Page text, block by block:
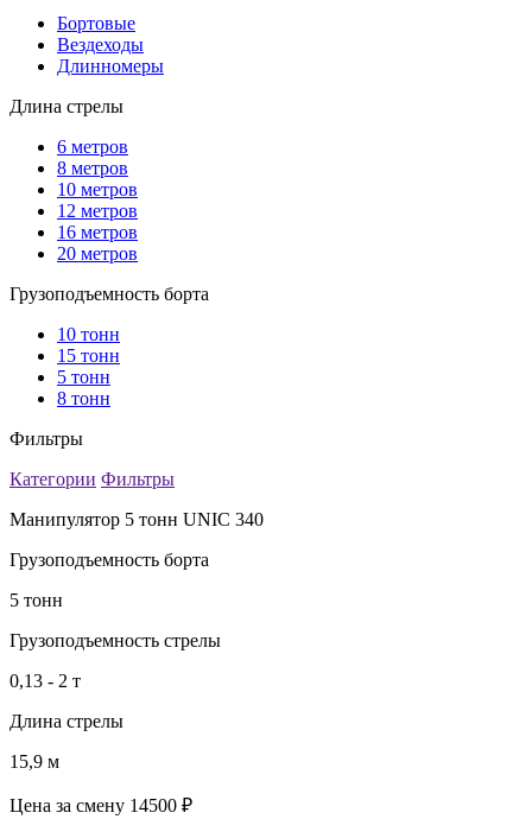
Бортовые
Вездеходы
Длинномеры
Длина стрелы
6 метров
8 метров
10 метров
12 метров
16 метров
20 метров
Грузоподъемность борта
10 тонн
15 тонн
5 тонн
8 тонн
Фильтры
Категории Фильтры
Манипулятор 5 тонн UNIC 340
Грузоподъемность борта
5 тонн
Грузоподъемность стрелы
0,13 - 2 т
Длина стрелы
15,9 м
Цена за смену 14500 ₽